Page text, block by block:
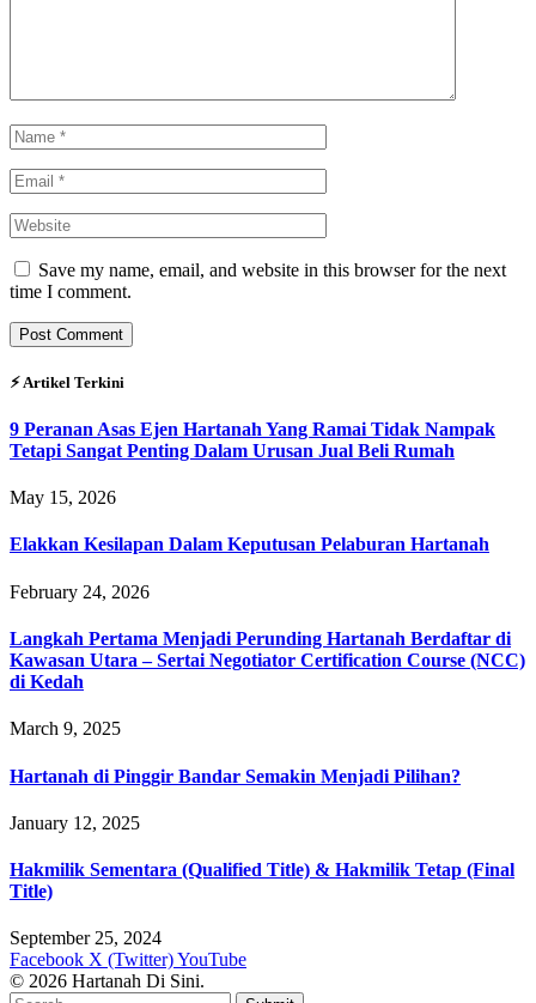
Save my name, email, and website in this browser for the next
time I comment.
⚡︎ Artikel Terkini
9 Peranan Asas Ejen Hartanah Yang Ramai Tidak Nampak
Tetapi Sangat Penting Dalam Urusan Jual Beli Rumah
May 15, 2026
Elakkan Kesilapan Dalam Keputusan Pelaburan Hartanah
February 24, 2026
Langkah Pertama Menjadi Perunding Hartanah Berdaftar di
Kawasan Utara – Sertai Negotiator Certification Course (NCC)
di Kedah
March 9, 2025
Hartanah di Pinggir Bandar Semakin Menjadi Pilihan?
January 12, 2025
Hakmilik Sementara (Qualified Title) & Hakmilik Tetap (Final
Title)
September 25, 2024
Facebook X (Twitter)YouTube
© 2026 Hartanah Di Sini.